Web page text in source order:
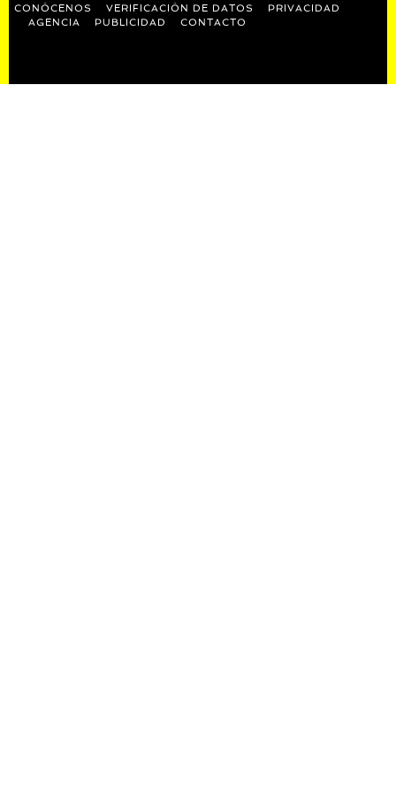
CONÓCENOS VERIFICACIÓN DE DATOS
PRIVACIDAD
AGENCIA
PUBLICIDAD CONTACTO